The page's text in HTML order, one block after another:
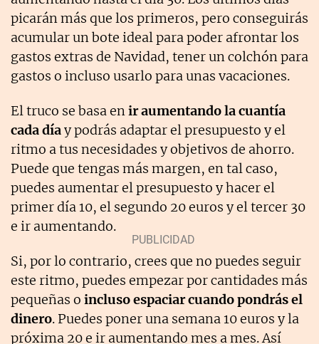
picarán más que los primeros, pero conseguirás
acumular un bote ideal para poder afrontar los
gastos extras de Navidad, tener un colchón para
gastos o incluso usarlo para unas vacaciones.
El truco se basa enir aumentando la cuantía
cada díay podrás adaptar el presupuesto y el
ritmo a tus necesidades y objetivos de ahorro.
Puede que tengas más margen, en tal caso,
puedes aumentar el presupuesto y hacer el
primer día 10, el segundo 20 euros y el tercer 30
e ir aumentando.
Si, por lo contrario, crees que no puedes seguir
este ritmo, puedes empezar por cantidades más
pequeñas o incluso espaciar cuando pondrás el
dinero. Puedes poner una semana 10 euros y la
próxima 20 e ir aumentando mes a mes. Así